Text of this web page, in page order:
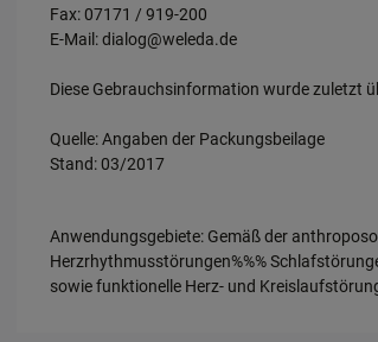
Fax: 07171 / 919-200
E-Mail: dialog@weleda.de
Diese Gebrauchsinformation wurde zuletzt
Quelle: Angaben der Packungsbeilage
Stand: 03/2017
Anwendungsgebiete: Gemäß der
Herzrhythmusstörungen%%%
sowie funktionelle Herz- und